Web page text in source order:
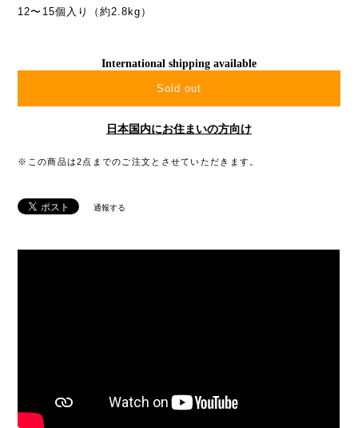
12〜15個入り（約2.8kg）
International shipping available
Sold out
日本国内にお住まいの方向け
※この商品は2点までのご注文とさせていただきます。
通報する